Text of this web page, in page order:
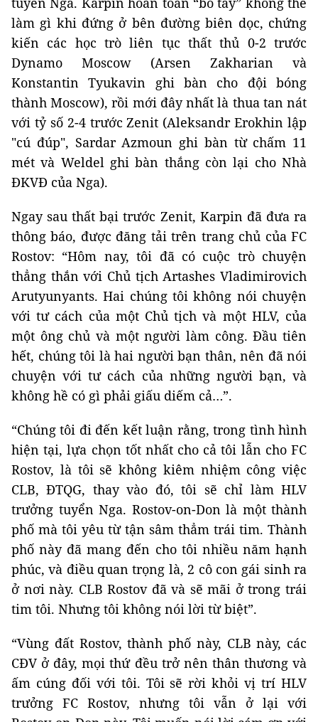
làm gì khi đứng ở bên đường biên dọc, chứng
kiến các học trò liên tục thất thủ 0-2 trước
Dynamo Moscow (Arsen Zakharian và
Konstantin Tyukavin ghi bàn cho đội bóng
thành Moscow), rồi mới đây nhất là thua tan nát
với tỷ số 2-4 trước Zenit (Aleksandr Erokhin lập
"cú đúp", Sardar Azmoun ghi bàn từ chấm 11
mét và Weldel ghi bàn thắng còn lại cho Nhà
ĐKVĐ của Nga).
Ngay sau thất bại trước Zenit, Karpin đã đưa ra
thông báo, được đăng tải trên trang chủ của FC
Rostov: “Hôm nay, tôi đã có cuộc trò chuyện
thẳng thắn với Chủ tịch Artashes Vladimirovich
Arutyunyants. Hai chúng tôi không nói chuyện
với tư cách của một Chủ tịch và một HLV, của
một ông chủ và một người làm công. Đầu tiên
hết, chúng tôi là hai người bạn thân, nên đã nói
chuyện với tư cách của những người bạn, và
không hề có gì phải giấu diếm cả…”.
“Chúng tôi đi đến kết luận rằng, trong tình hình
hiện tại, lựa chọn tốt nhất cho cả tôi lẫn cho FC
Rostov, là tôi sẽ không kiêm nhiệm công việc
CLB, ĐTQG, thay vào đó, tôi sẽ chỉ làm HLV
trưởng tuyển Nga. Rostov-on-Don là một thành
phố mà tôi yêu từ tận sâm thẳm trái tim. Thành
phố này đã mang đến cho tôi nhiều năm hạnh
phúc, và điều quan trọng là, 2 cô con gái sinh ra
ở nơi này. CLB Rostov đã và sẽ mãi ở trong trái
tim tôi. Nhưng tôi không nói lời từ biệt”.
“Vùng đất Rostov, thành phố này, CLB này, các
CĐV ở đây, mọi thứ đều trở nên thân thương và
ấm cúng đối với tôi. Tôi sẽ rời khỏi vị trí HLV
trưởng FC Rostov, nhưng tôi vẫn ở lại với